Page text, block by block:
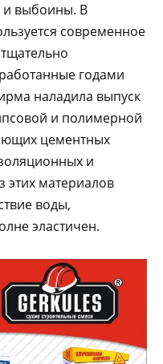
и выбоины. В
современное
годами
наладила выпуск
и полимерной
цементных
и
материалов
воды,
эластичен.